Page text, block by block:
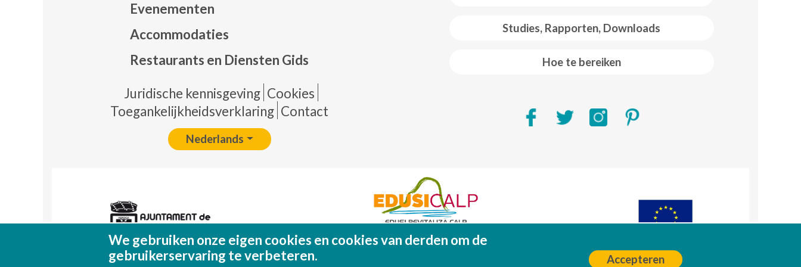
Studies, Rapporten, Downloads
Hoe te bereiken
Evenementen
Accommodaties
Restaurants en Diensten Gids
Pie de página
Juridische kennisgeving Cookies
Toegankelijkheidsverklaring Contact
Nederlands
Fondo Europeo de Desarrollo Regional (FEDER)
We gebruiken onze eigen cookies en cookies van derden om de
gebruikerservaring te verbeteren.
Accepteren